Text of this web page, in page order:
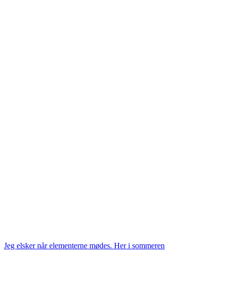
Jeg elsker når elementerne mødes. Her i sommeren